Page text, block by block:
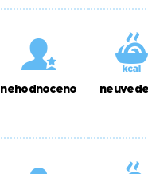
nehodnoceno